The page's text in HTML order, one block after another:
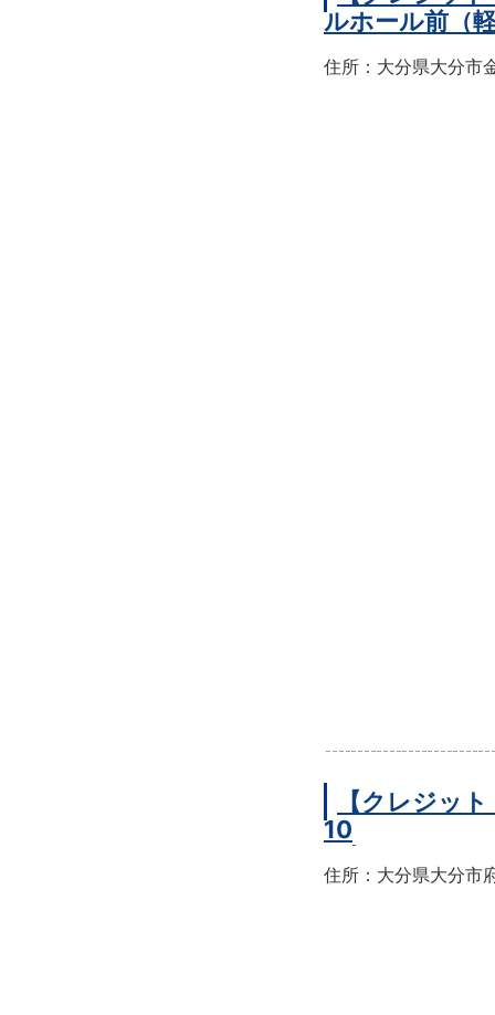
ルホール前（
住所：大分県大分市
【クレジッ
10
住所：大分県大分市